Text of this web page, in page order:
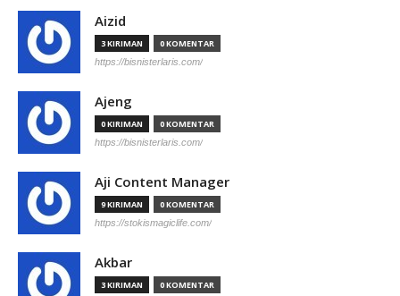
Aizid
3 KIRIMAN 0 KOMENTAR
https://bisnisterlaris.com/
Ajeng
0 KIRIMAN 0 KOMENTAR
https://bisnisterlaris.com/
Aji Content Manager
9 KIRIMAN 0 KOMENTAR
https://stokismagiclife.com/
Akbar
3 KIRIMAN 0 KOMENTAR